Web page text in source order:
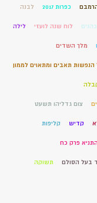
כפרות 2017 לבנה
לוח שנה לועזי לילה
מלך השדים
תאבים ומתאוים לממון
צום גדליהו תשעט
קדיש קליפות
פרק כח
בעל הסולם תשוקה